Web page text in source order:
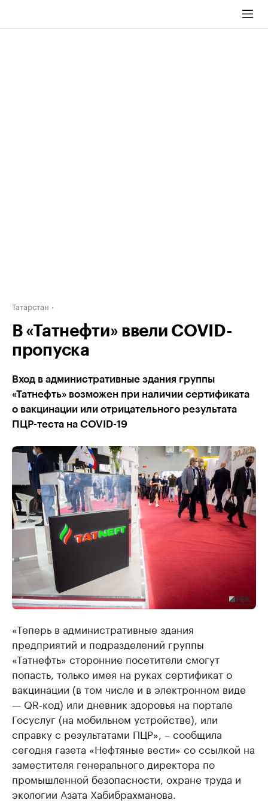
Татарстан
В «Татнефти» ввели COVID-
пропуска
Вход в административные здания группы
«Татнефть» возможен при наличии сертификата
о вакцинации или отрицательного результата
ПЦР-теста на COVID-19
«Теперь в административные здания
предприятий и подразделений группы
«Татнефть» сторонние посетители смогут
попасть, только имея на руках сертификат о
вакцинации (в том числе и в электронном виде
— QR‑код) или дневник здоровья на портале
Госуслуг (на мобильном устройстве), или
справку с результатами ПЦР», – сообщила
сегодня газета «Нефтяные вести» со ссылкой на
заместителя генерального директора по
промышленной безопасности, охране труда и
экологии Азата Хабибрахманова.